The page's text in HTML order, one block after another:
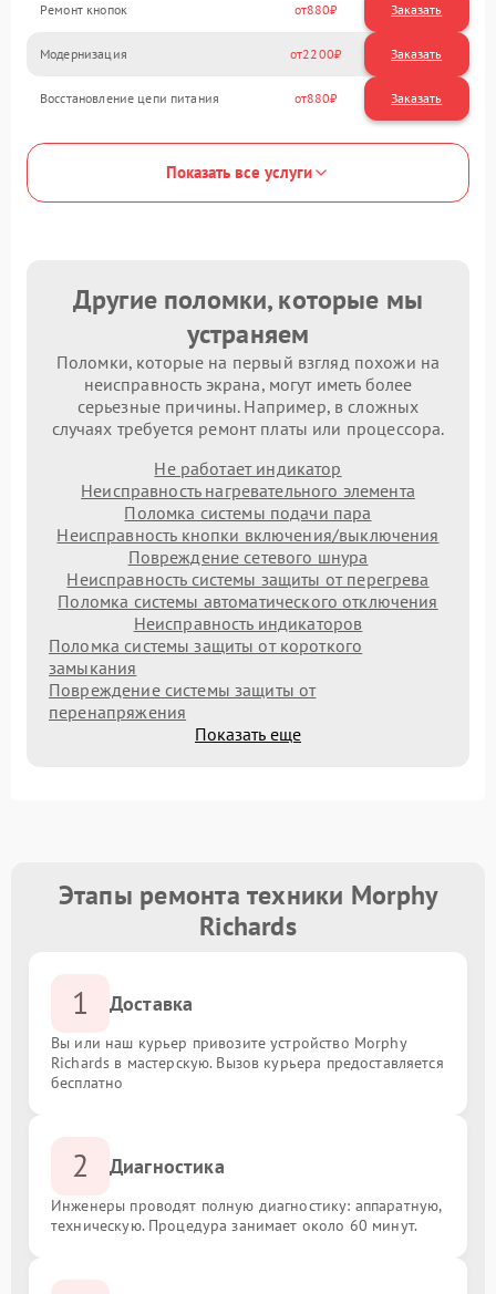
Ремонт кнопок 880
Модернизация 2200
Восстановление цепи питания 880
Показать все услуги
Другие поломки, которые мы
устраняем
Поломки, которые на первый взгляд похожи на
неисправность экрана, могут иметь более
серьезные причины. Например, в сложных
случаях требуется ремонт платы или процессора.
Не работает индикатор
Неисправность нагревательного элемента
Поломка системы подачи пара
Неисправность кнопки включения/выключения
Повреждение сетевого шнура
Неисправность системы защиты от перегрева
Поломка системы автоматического отключения
Неисправность индикаторов
Поломка системы защиты от короткого
замыкания
Повреждение системы защиты от
перенапряжения
Показать еще
Этапы ремонта техники Morphy
Richards
1 Доставка
Вы или наш курьер привозите устройство Morphy
Richards в мастерскую. Вызов курьера предоставляется
бесплатно
2 Диагностика
Инженеры проводят полную диагностику: аппаратную,
техническую. Процедура занимает около 60 минут.